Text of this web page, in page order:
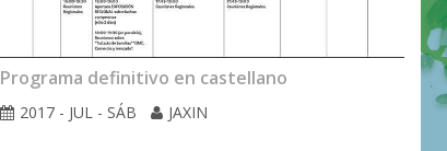
Programa definitivo en castellano
2017 - JUL - SÁB JAXIN